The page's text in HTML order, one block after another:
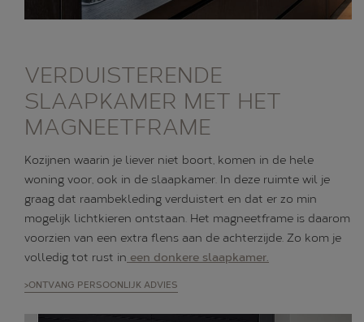
VERDUISTERENDE
SLAAPKAMER MET HET
MAGNEETFRAME
Kozijnen waarin je liever niet boort, komen in de hele
woning voor, ook in de slaapkamer. In deze ruimte wil je
graag dat raambekleding verduistert en dat er zo min
mogelijk lichtkieren ontstaan. Het magneetframe is daarom
voorzien van een extra flens aan de achterzijde. Zo kom je
volledig tot rust in een donkere slaapkamer.
>ONTVANG PERSOONLIJK ADVIES